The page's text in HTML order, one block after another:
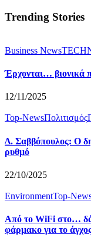
Trending Stories
Business News
Έρχονται… βιονικά
12/11/2025
Top-NewsΠολιτισμός
Δ. Σαββόπουλος: Ο
ρυθμό
22/10/2025
EnvironmentTop-
Από το WiFi στο…
φάρμακο για το